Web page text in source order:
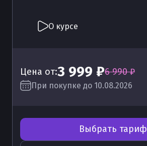
О курсе
Цена от:3 999 ₽6 990 ₽
При покупке до 10.08.2026
Выбрать тариф